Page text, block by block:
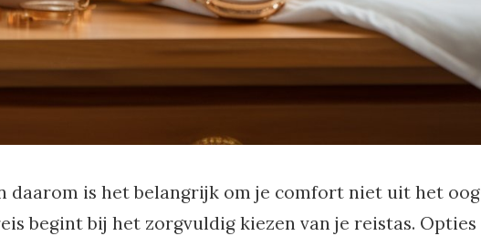
daarom is het belangrijk om je comfort niet uit het oog
begint bij het zorgvuldig kiezen van je reistas. Opties